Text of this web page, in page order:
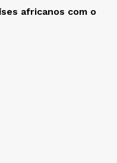
africanos com o